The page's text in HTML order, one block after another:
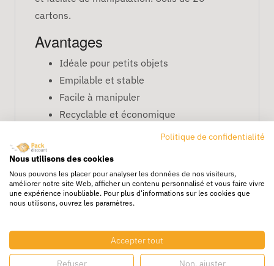
cartons.
Avantages
Idéale pour petits objets
Empilable et stable
Facile à manipuler
Recyclable et économique
Caractéristiques
Dimensions : 23 x 19 x 16 cm
Simple cannelure
Boîte pratique pour transport ou
Peut-on y expédier des objets fragiles ?Oui,
Politique de confidentialité
Nous utilisons des cookies
Nous pouvons les placer pour analyser les données de nos visiteurs,
améliorer notre site Web, afficher un contenu personnalisé et vous faire vivre
une expérience inoubliable. Pour plus d'informations sur les cookies que
nous utilisons, ouvrez les paramètres.
Accepter tout
Refuser Non, ajuster